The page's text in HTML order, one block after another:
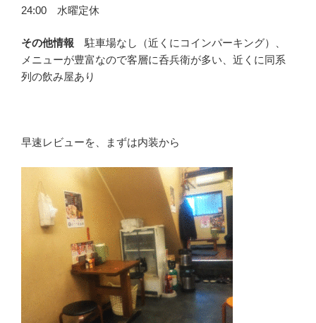
24:00 水曜定休
その他情報 駐車場なし（近くにコインパーキング）、
メニューが豊富なので客層に呑兵衛が多い、近くに同系
列の飲み屋あり
早速レビューを、まずは内装から